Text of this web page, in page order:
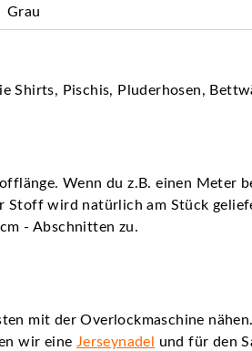
Grau
Shirts, Pischis, Pluderhosen,
Wenn du z.B. einen Meter
Stoff wird natürlich am Stück
- Abschnitten zu.
mit der Overlockmaschine
wir eine Jerseynadel und für den